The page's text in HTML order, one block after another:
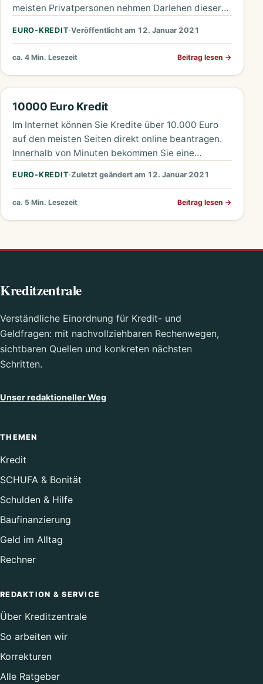
EURO-KREDIT·Veröffentlicht am 12. Januar 2021
meisten Privatpersonen nehmen Darlehen dieser
Anlass…
ca. 4 Min. Lesezeit Beitrag lesen →
EURO-KREDIT·Zuletzt geändert am 12. Januar 2021
10000 Euro Kredit
Im Internet können Sie Kredite über 10.000 Euro
auf den meisten Seiten direkt online beantragen.
Innerhalb von Minuten bekommen Sie eine
ca. 5 Min. Lesezeit Beitrag lesen →
Kreditzentrale
Verständliche Einordnung für Kredit- und
Geldfragen: mit nachvollziehbaren Rechenwegen,
sichtbaren Quellen und konkreten nächsten
Schritten.
Unser redaktioneller Weg
THEMEN
Kredit
SCHUFA & Bonität
Schulden & Hilfe
Baufinanzierung
Geld im Alltag
Rechner
REDAKTION & SERVICE
Über Kreditzentrale
So arbeiten wir
Korrekturen
Alle Ratgeber